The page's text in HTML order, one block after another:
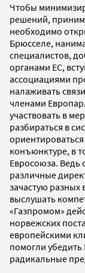
Чтобы
решений,
необходимо
Брюсселе,
специалистов,
органами ЕС,
ассоциациями
налаживать
членами
участвовать в
разбираться в
конъюнктуре, в
Евросоюза.
различные
зачастую разных
выслушать
«Газпромом»
норвежских
европейскими
помогли
радикальные